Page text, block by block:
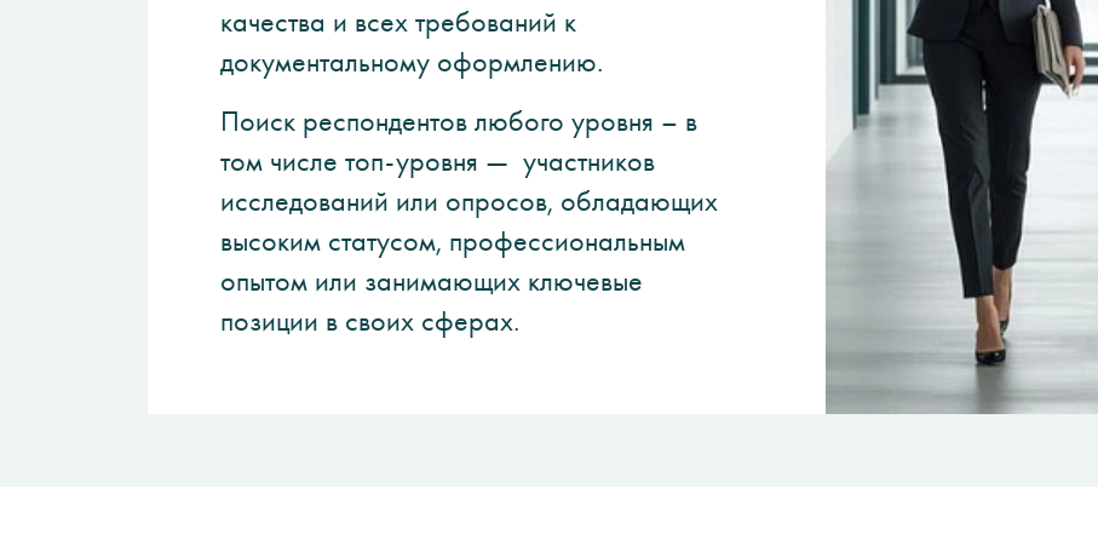
качества и всех требований к
документальному оформлению.
Поиск респондентов любого уровня – в
том числе топ-уровня — участников
исследований или опросов, обладающих
высоким статусом, профессиональным
опытом или занимающих ключевые
позиции в своих сферах.